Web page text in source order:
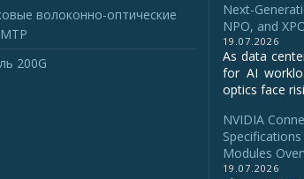
волоконно-оптические
200G
Next-
NPO, and
19.07.2026
As data
for AI
optics face
NVIDIA
Modules
19.07.2026